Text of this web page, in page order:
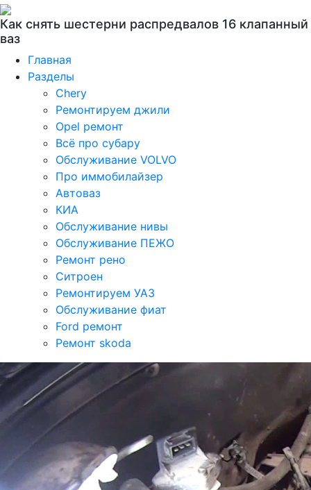
Как снять шестерни распредвалов 16 клапанный
ваз
Главная
Разделы
Chery
Ремонтируем джили
Opel ремонт
Всё про субару
Обслуживание VOLVO
Про иммобилайзер
Автоваз
КИА
Обслуживание нивы
Обслуживание ПЕЖО
Ремонт рено
Ситроен
Ремонтируем УАЗ
Обслуживание фиат
Ford ремонт
Ремонт skoda